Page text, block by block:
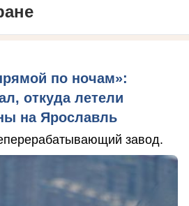
по ночам»:
откуда летели
на Ярославль
завод.